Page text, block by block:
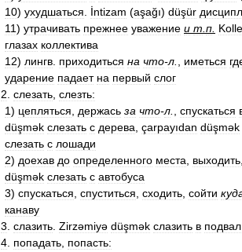
10) ухудшаться İntizam (aşağı) düşür
11) утрачивать прежнее уважение и т п
глазах коллектива
12) лингв приходиться на что-л иметься
ударение падает на первый слог
2 слезать слезть:
1) цепляться держась за что-л спускаться
düşmək слезать с дерева çarpayıdan düşmək
слезать с лошади
2) доехав до определенного места выходить
düşmək слезать с автобуса
3) спускаться спуститься сходить сойти
канаву
3 слазить Zirzəmiyə düşmək слазить в подвал
4 попадать попасть: